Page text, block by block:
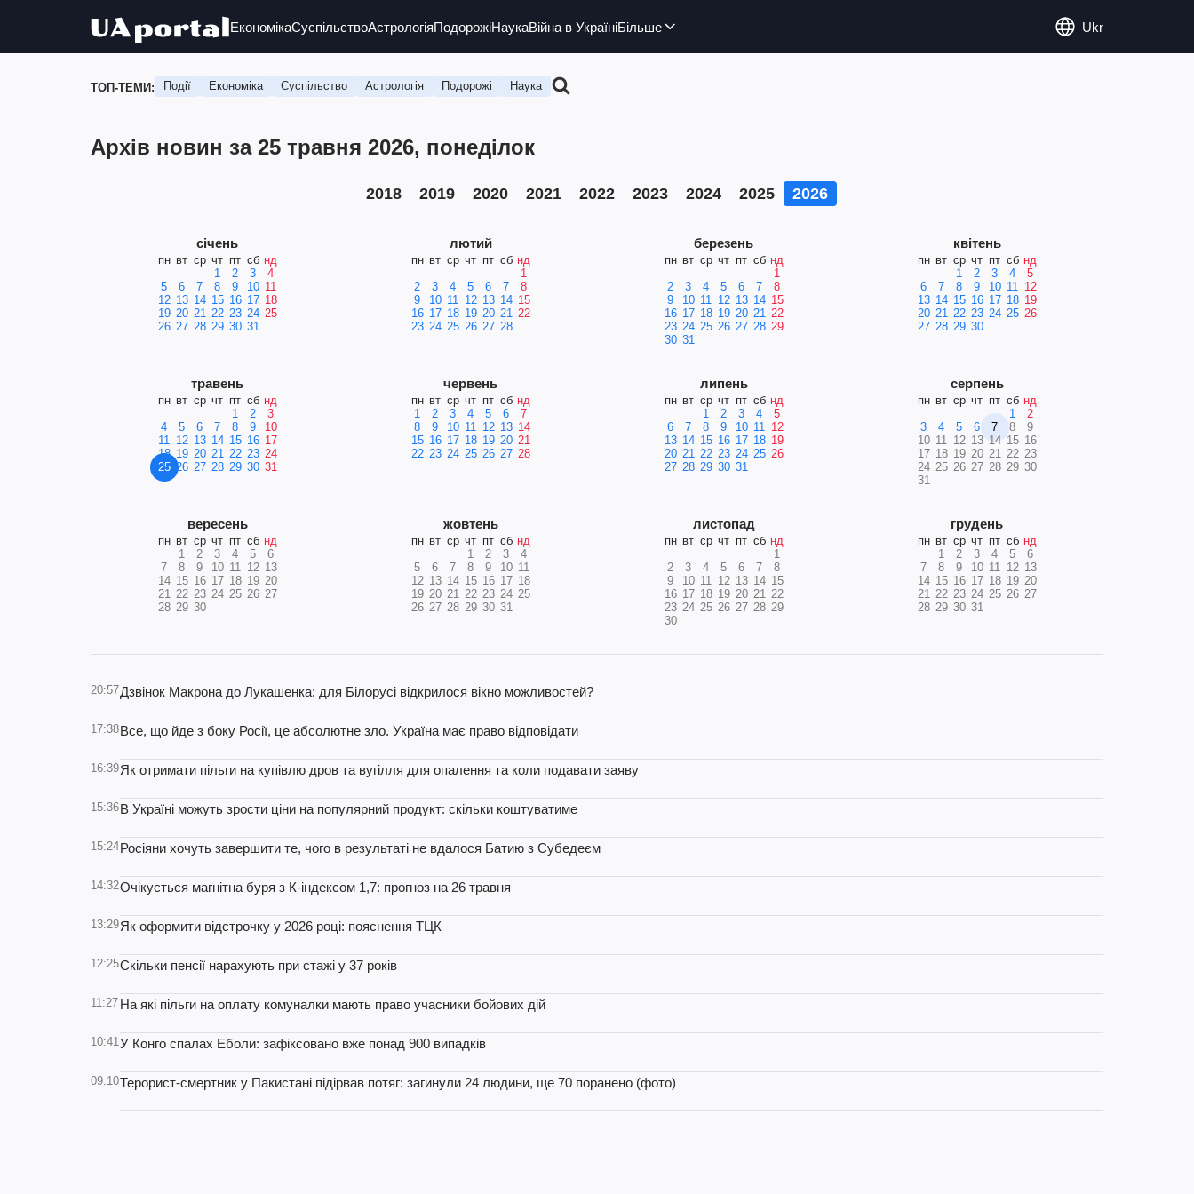
ЕкономікаСуспільствоАстрологіяПодорожіНаукаВійна в УкраїніБільше Ukr
ТОП-ТЕМИ: Події Економіка Суспільство Астрологія Подорожі Наука
Архів новин за 25 травня 2026, понеділок
2018 2019 2020 2021 2022 2023 2024 2025 2026
січень
пн вт ср чт пт сб нд
1
2 3
4
5
6 7 8 9 10 11
12 13 14 15 16 17 18
19 20 21 22 23 24 25
26 27 28 29 30 31
лютий
пн вт ср чт пт сб нд
1
2
3 4 5 6 7
8
9
10 11 12 13 14 15
16 17 18 19 20 21 22
23 24 25 26 27 28
березень
пн вт ср чт пт сб нд
1
2
3 4 5 6 7
8
9
10 11 12 13 14 15
16 17 18 19 20 21 22
23 24 25 26 27 28 29
30 31
квітень
пн вт ср чт пт сб нд
1
2 3 4
5
6
7 8 9 10 11 12
13 14 15 16 17 18 19
20 21 22 23 24 25 26
27 28 29 30
травень
пн вт ср чт пт сб нд
1
2
3
4
5 6 7 8 9
10
11 12 13 14 15 16 17
18 19 20 21 22 23 24
25 26 27 28 29 30 31
червень
пн вт ср чт пт сб нд
1
2 3 4 5 6
7
8
9 10 11 12 13 14
15 16 17 18 19 20 21
22 23 24 25 26 27 28
липень
пн вт ср чт пт сб нд
1
2 3 4
5
6
7 8 9 10 11 12
13 14 15 16 17 18 19
20 21 22 23 24 25 26
27 28 29 30 31
серпень
пн вт ср чт пт сб нд
1
2
3
4 5 6 7 8
9
10 11 12 13 14 15 16
17 18 19 20 21 22 23
24 25 26 27 28 29 30
31
вересень
пн вт ср чт пт сб нд
1
2 3 4 5
6
7
8 9 10 11 12 13
14 15 16 17 18 19 20
21 22 23 24 25 26 27
28 29 30
жовтень
пн вт ср чт пт сб нд
1
2 3
4
5
6 7 8 9 10 11
12 13 14 15 16 17 18
19 20 21 22 23 24 25
26 27 28 29 30 31
листопад
пн вт ср чт пт сб нд
1
2
3 4 5 6 7
8
9
10 11 12 13 14 15
16 17 18 19 20 21 22
23 24 25 26 27 28 29
30
грудень
пн вт ср чт пт сб нд
1
2 3 4 5
6
7
8 9 10 11 12 13
14 15 16 17 18 19 20
21 22 23 24 25 26 27
28 29 30 31
20:57Дзвінок Макрона до Лукашенка: для Білорусі відкрилося вікно можливостей?
17:38Все, що йде з боку Росії, це абсолютне зло. Україна має право відповідати
16:39Як отримати пільги на купівлю дров та вугілля для опалення та коли подавати заяву
15:36В Україні можуть зрости ціни на популярний продукт: скільки коштуватиме
15:24Росіяни хочуть завершити те, чого в результаті не вдалося Батию з Субедеєм
14:32Очікується магнітна буря з К-індексом 1,7: прогноз на 26 травня
13:29Як оформити відстрочку у 2026 році: пояснення ТЦК
12:25Скільки пенсії нарахують при стажі у 37 років
11:27 На які пільги на оплату комуналки мають право учасники бойових дій
10:41У Конго спалах Еболи: зафіксовано вже понад 900 випадків
09:10Терорист-смертник у Пакистані підірвав потяг: загинули 24 людини, ще 70 поранено (фото)